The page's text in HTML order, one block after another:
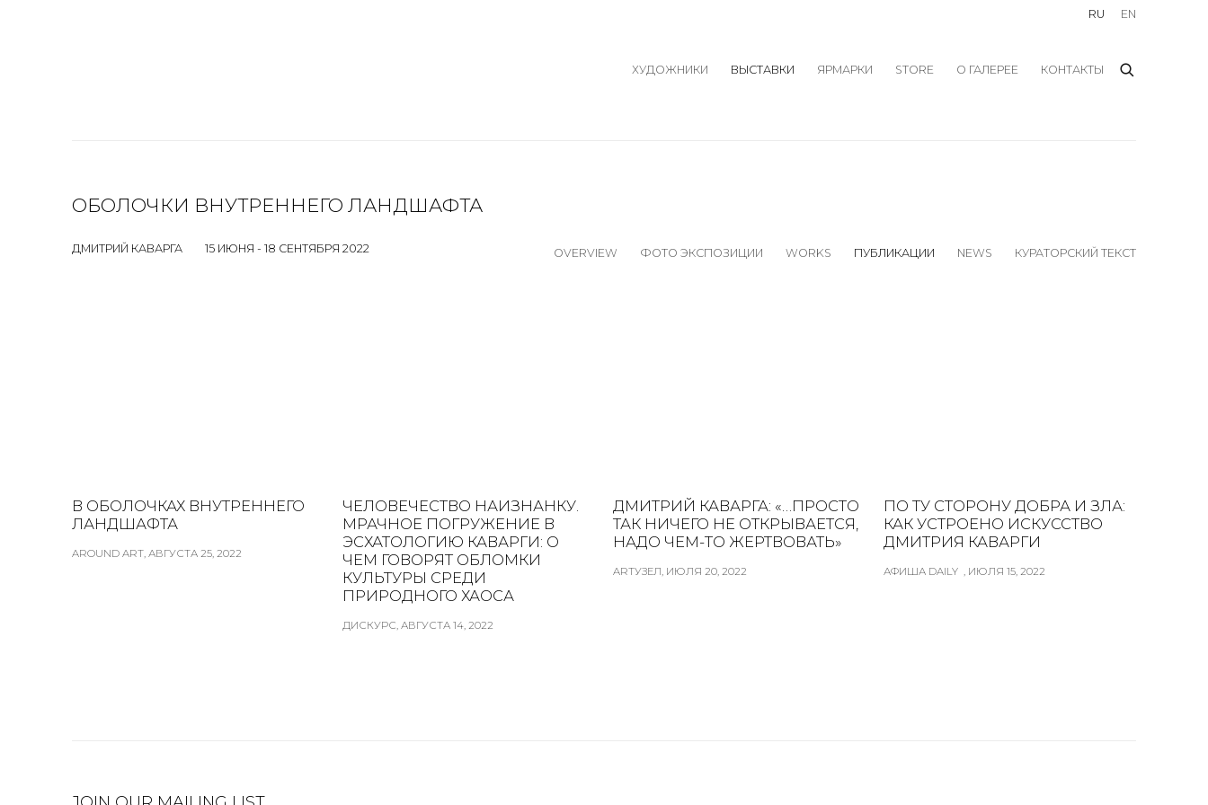
ХУДОЖНИКИ ВЫСТАВКИ ЯРМАРКИ STORE О ГАЛЕРЕЕ КОНТАКТЫ
RU EN
ОБОЛОЧКИ ВНУТРЕННЕГО ЛАНДШАФТА
ДМИТРИЙ КАВАРГА 15 ИЮНЯ - 18 СЕНТЯБРЯ 2022 OVERVIEW ФОТО ЭКСПОЗИЦИИ WORKS ПУБЛИКАЦИИ NEWS КУРАТОРСКИЙ ТЕКСТ
В ОБОЛОЧКАХ ВНУТРЕННЕГО
ЛАНДШАФТА
AROUND ART, АВГУСТА 25, 2022
ЧЕЛОВЕЧЕСТВО НАИЗНАНКУ.
МРАЧНОЕ ПОГРУЖЕНИЕ В
ЭСХАТОЛОГИЮ КАВАРГИ: О
ЧЕМ ГОВОРЯТ ОБЛОМКИ
КУЛЬТУРЫ СРЕДИ
ПРИРОДНОГО ХАОСА
ДИСКУРС, АВГУСТА 14, 2022
ДМИТРИЙ КАВАРГА: «…ПРОСТО
ТАК НИЧЕГО НЕ ОТКРЫВАЕТСЯ,
НАДО ЧЕМ-ТО ЖЕРТВОВАТЬ»
ARTУЗЕЛ, ИЮЛЯ 20, 2022
ПО ТУ СТОРОНУ ДОБРА И ЗЛА:
КАК УСТРОЕНО ИСКУССТВО
ДМИТРИЯ КАВАРГИ
АФИША DAILY , ИЮЛЯ 15, 2022